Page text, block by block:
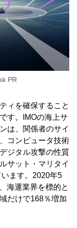
PR
ィを確保すること
す。IMOの海上サ
は、関係者のサイ
コンピュータ技術
ジタル攻撃の性質
サット・マリタイ
ます。2020年5
海運業界を標的と
だけで168％増加